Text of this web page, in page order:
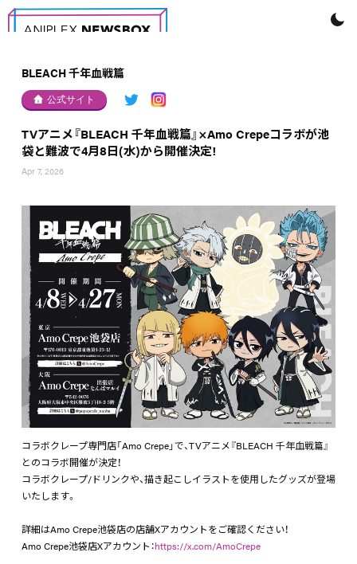
BLEACH 千年血戦篇
公式サイト
TVアニメ『BLEACH 千年⾎戦篇』×Amo Crepeコラボが池
袋と難波で4月8日(水)から開催決定!
Apr 7, 2026
コラボクレープ専門店「Amo Crepe」で、TVアニメ『BLEACH 千年⾎戦篇』
とのコラボ開催が決定！
コラボクレープ/ドリンクや、描き起こしイラストを使用したグッズが登場
いたします。
詳細はAmo Crepe池袋店の店舗Xアカウントをご確認ください！
Amo Crepe池袋店Xアカウント：https://x.com/AmoCrepe